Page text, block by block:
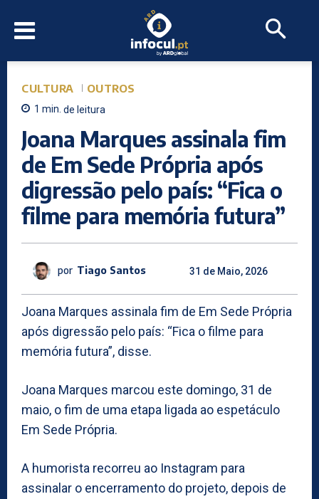
CULTURA OUTROS
1 min. de leitura
Joana Marques assinala fim
de Em Sede Própria após
digressão pelo país: “Fica o
filme para memória futura”
por Tiago Santos 31 de Maio, 2026
Joana Marques assinala fim de Em Sede Própria
após digressão pelo país: “Fica o filme para
memória futura”, disse.
Joana Marques marcou este domingo, 31 de
maio, o fim de uma etapa ligada ao espetáculo
Em Sede Própria.
A humorista recorreu ao Instagram para
assinalar o encerramento do projeto, depois de